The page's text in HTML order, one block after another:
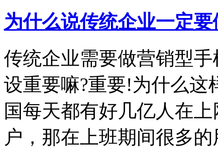
为什么说传统企业一定
传统企业需要做营销型
设重要嘛?重要!为什么这
国每天都有好几亿人在
户，那在上班期间很多